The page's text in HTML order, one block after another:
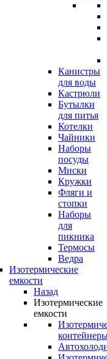
Канистры
для воды
Кастрюли
Бутылки
для питья
Котелки
Чайники
Наборы
посуды
Миски
Кружки
Фляги и
стопки
Наборы
для
пикника
Термосы
Ведра
Изотермические
емкости
Назад
Изотермические
емкости